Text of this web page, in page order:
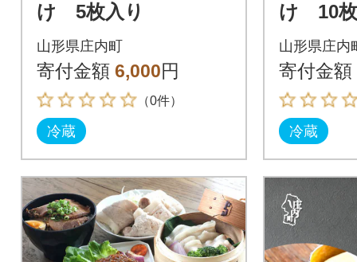
け 5枚入り
山形県庄内町
寄付金額 6,000円
（0件）
冷蔵
け 10
山形県庄内
寄付金額
冷蔵